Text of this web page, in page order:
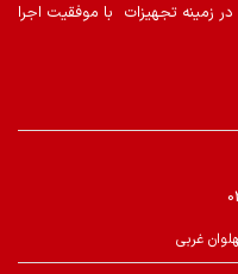
زمینه تجهیزات با موفقیت اجرا
غربی